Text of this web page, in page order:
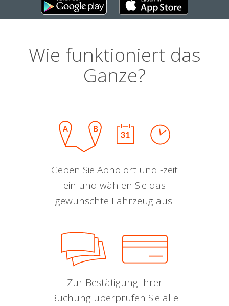
Wie funktioniert das
Ganze?
Geben Sie Abholort und -zeit
ein und wählen Sie das
gewünschte Fahrzeug aus.
Zur Bestätigung Ihrer
Buchung überprüfen Sie alle